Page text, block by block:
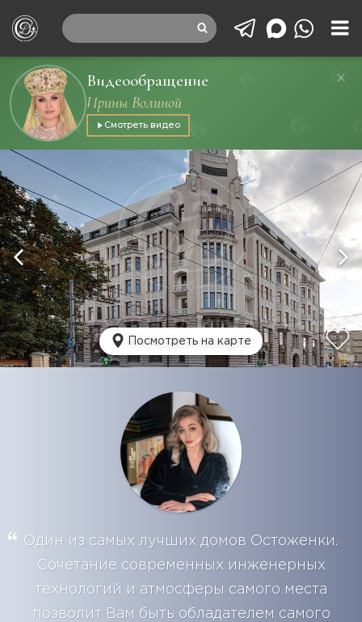
Видеообращение
Ирины Волиной
Смотреть видео
Посмотреть на карте
Один из самых лучших домов Остоженки.
Сочетание современных инженерных
технологий и атмосферы самого места
позволит Вам быть обладателем самого